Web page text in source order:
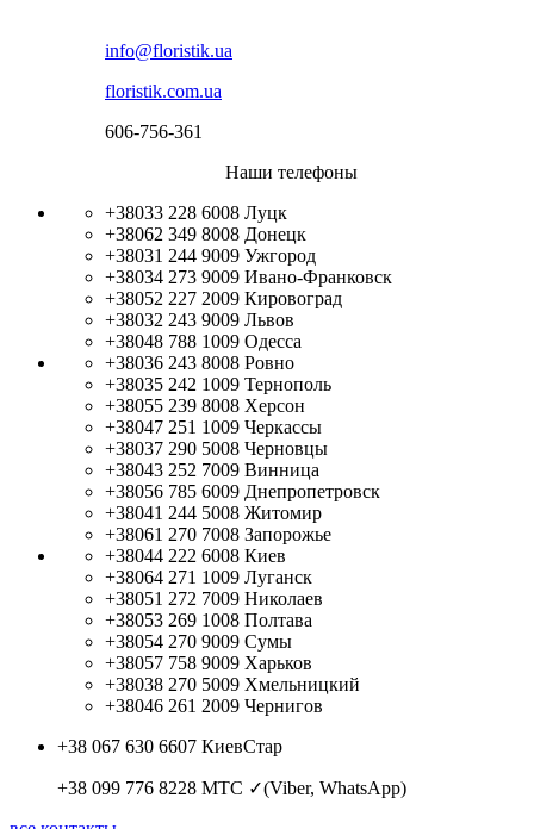
info@floristik.ua
floristik.com.ua
606-756-361
Наши телефоны
+38033 228 6008 Луцк
+38062 349 8008 Донецк
+38031 244 9009 Ужгород
+38034 273 9009 Ивано-Франковск
+38052 227 2009 Кировоград
+38032 243 9009 Львов
+38048 788 1009 Одесса
+38036 243 8008 Ровно
+38035 242 1009 Тернополь
+38055 239 8008 Херсон
+38047 251 1009 Черкассы
+38037 290 5008 Черновцы
+38043 252 7009 Винница
+38056 785 6009 Днепропетровск
+38041 244 5008 Житомир
+38061 270 7008 Запорожье
+38044 222 6008 Киев
+38064 271 1009 Луганск
+38051 272 7009 Николаев
+38053 269 1008 Полтава
+38054 270 9009 Сумы
+38057 758 9009 Харьков
+38038 270 5009 Хмельницкий
+38046 261 2009 Чернигов
+38 067 630 6607 КиевСтар
+38 099 776 8228 МТС ✓(Viber, WhatsApp)